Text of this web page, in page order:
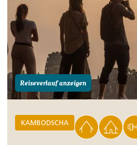
Reiseverlauf anzeigen
KAMBODSCHA